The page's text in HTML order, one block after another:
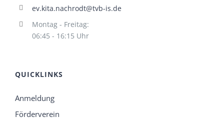
ev.kita.nachrodt@tvb-is.de
Montag - Freitag:
06:45 - 16:15 Uhr
QUICKLINKS
Anmeldung
Förderverein